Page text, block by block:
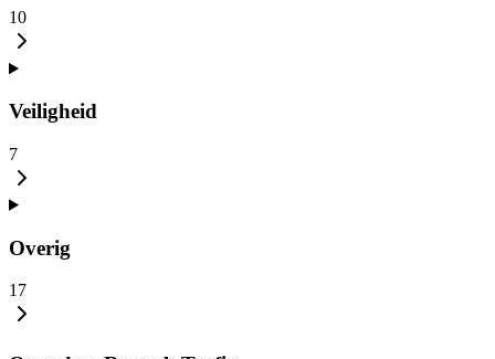
10
Veiligheid
7
Overig
17